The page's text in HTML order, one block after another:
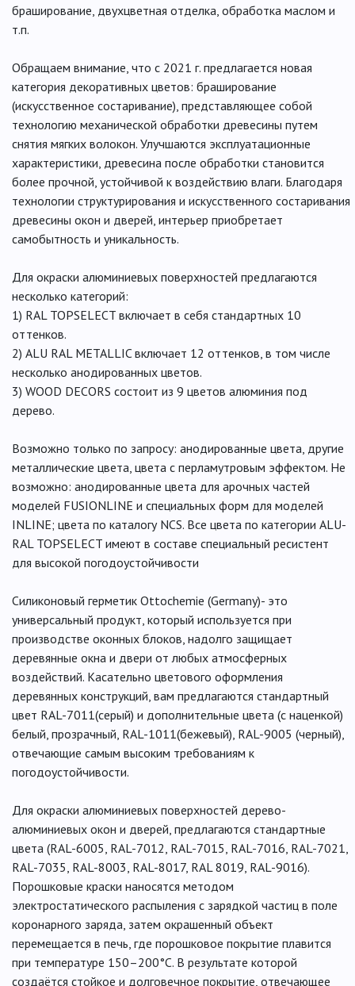
браширование, двухцветная отделка, обработка маслом и
т.п.
Обращаем внимание, что с 2021 г. предлагается новая
категория декоративных цветов: браширование
(искусственное состаривание), представляющее собой
технологию механической обработки древесины путем
снятия мягких волокон. Улучшаются эксплуатационные
характеристики, древесина после обработки становится
более прочной, устойчивой к воздействию влаги. Благодаря
технологии структурирования и искусственного состаривания
древесины окон и дверей, интерьер приобретает
самобытность и уникальность.
Для окраски алюминиевых поверхностей предлагаются
несколько категорий:
1) RAL TOPSELECT включает в себя стандартных 10
оттенков.
2) ALU RAL METALLIC включает 12 оттенков, в том числе
несколько анодированных цветов.
3) WOOD DECORS состоит из 9 цветов алюминия под
дерево.
Возможно только по запросу: aнодированные цвета, другие
металлические цвета, цвета с перламутровым эффектом. Не
возможно: aнодированные цвета для арочных частей
моделей FUSIONLINE и специальных форм для моделей
INLINE; цветa по каталогу NCS. Все цвета по категории ALU-
RAL TOPSELECT имеют в составе специальный ресистент
для высокой погодоустойчивости
Силиконовый герметик Ottochemie (Germany)- это
универсальный продукт, который используется при
производстве оконных блоков, надолго защищает
деревянные окна и двери от любых атмосферных
воздействий. Касательно цветового оформления
деревянных конструкций, вам предлагаются стандартный
цвет RAL-7011(серый) и дополнительные цвета (с наценкой)
белый, прозрачный, RAL-1011(бежевый), RAL-9005 (черный),
отвечающие самым высоким требованиям к
погодоустойчивости.
Для окраски алюминиевых поверхностей дерево-
алюминиевых окон и дверей, предлагаются стандартные
цвета (RAL-6005, RAL-7012, RAL-7015, RAL-7016, RAL-7021,
RAL-7035, RAL-8003, RAL-8017, RAL 8019, RAL-9016).
Порошковые краски наносятся методом
электростатического распыления с зарядкой частиц в поле
коронарного заряда, затем окрашенный объект
перемещается в печь, где порошковое покрытие плавится
при температуре 150–200°C. В результате которой
создаётся стойкое и долговечное покрытие, отвечающее